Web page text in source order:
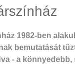
1982-ben
bemutatását
- a